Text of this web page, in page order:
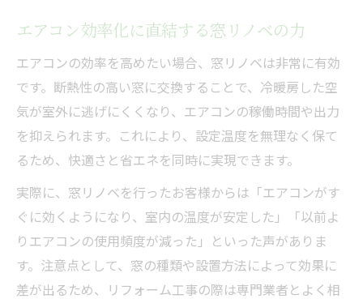
エアコン効率化に直結する窓リノベの力
エアコンの効率を高めたい場合、窓リノベは非常に有効
です。断熱性の高い窓に交換することで、冷暖房した空
気が室外に逃げにくくなり、エアコンの稼働時間や出力
を抑えられます。これにより、設定温度を無理なく保て
るため、快適さと省エネを同時に実現できます。
実際に、窓リノベを行ったお客様からは「エアコンがす
ぐに効くようになり、室内の温度が安定した」「以前よ
りエアコンの使用頻度が減った」といった声がありま
す。注意点として、窓の種類や設置方法によって効果に
差が出るため、リフォーム工事の際は専門業者とよく相